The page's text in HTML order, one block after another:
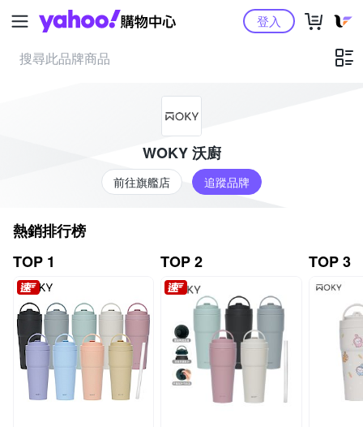
Yahoo購物中心登入
WOKY 沃廚
前往旗艦店 追蹤品牌
熱銷排行榜
TOP 1
TOP 2 TOP 3